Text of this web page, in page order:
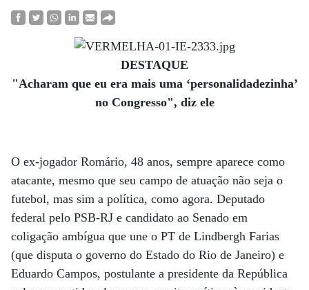
DESTAQUE
"Acharam que eu era mais uma ‘personalidadezinha’
no Congresso", diz ele
O ex-jogador Romário, 48 anos, sempre aparece como
atacante, mesmo que seu campo de atuação não seja o
futebol, mas sim a política, como agora. Deputado
federal pelo PSB-RJ e candidato ao Senado em
coligação ambígua que une o PT de Lindbergh Farias
(que disputa o governo do Estado do Rio de Janeiro) e
Eduardo Campos, postulante a presidente da República